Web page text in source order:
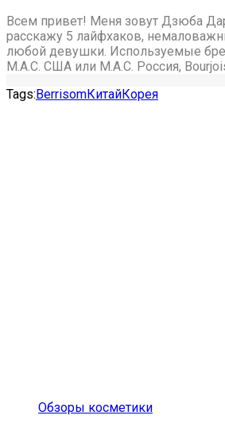
Всем привет! Меня зовут Дзюба
расскажу 5 лайфхаков,
любой девушки. Используемые
M.A.C. США или M.A.C. Россия,
Tags:BerrisomКитайКорея
Обзоры косметики